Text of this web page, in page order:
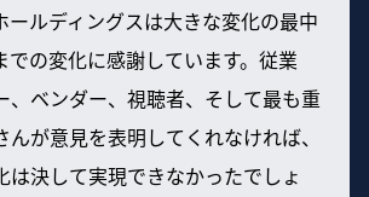
ールディングスは大きな変化の最中
での変化に感謝しています。従業
、ベンダー、視聴者、そして最も重
が意見を表明してくれなければ、
は決して実現できなかったでしょ